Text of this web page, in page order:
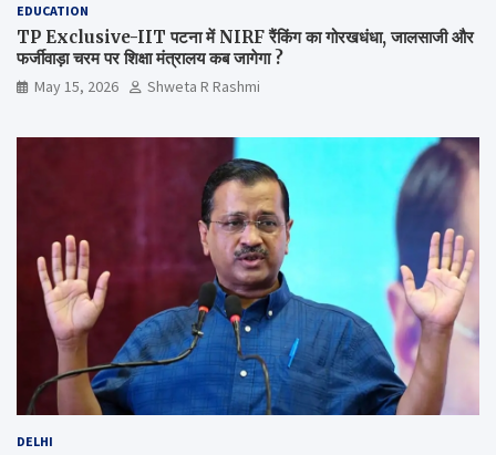
EDUCATION
TP Exclusive-IIT पटना में NIRF रैंकिंग का गोरखधंधा, जालसाजी और
फर्जीवाड़ा चरम पर शिक्षा मंत्रालय कब जागेगा ?
May 15, 2026 Shweta R Rashmi
DELHI